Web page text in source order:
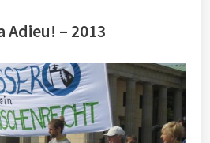
Adieu! – 2013